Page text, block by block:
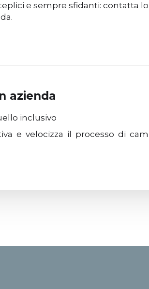
e sempre sfidanti: contatta
azienda
inclusivo
e velocizza il processo di